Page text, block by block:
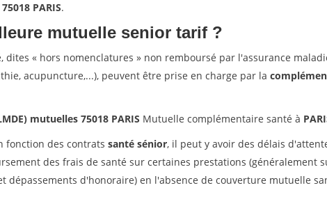
PARIS.
mutuelle senior tarif ?
dites « hors nomenclatures » non remboursé par l'assurance
acupuncture,...), peuvent être prise en charge par la
mutuelles 75018 PARIS Mutuelle complémentaire santé à
fonction des contrats santé sénior, il peut y avoir des délais
des frais de santé sur certaines prestations (généralement
dépassements d'honoraire) en l'absence de couverture mutuelle